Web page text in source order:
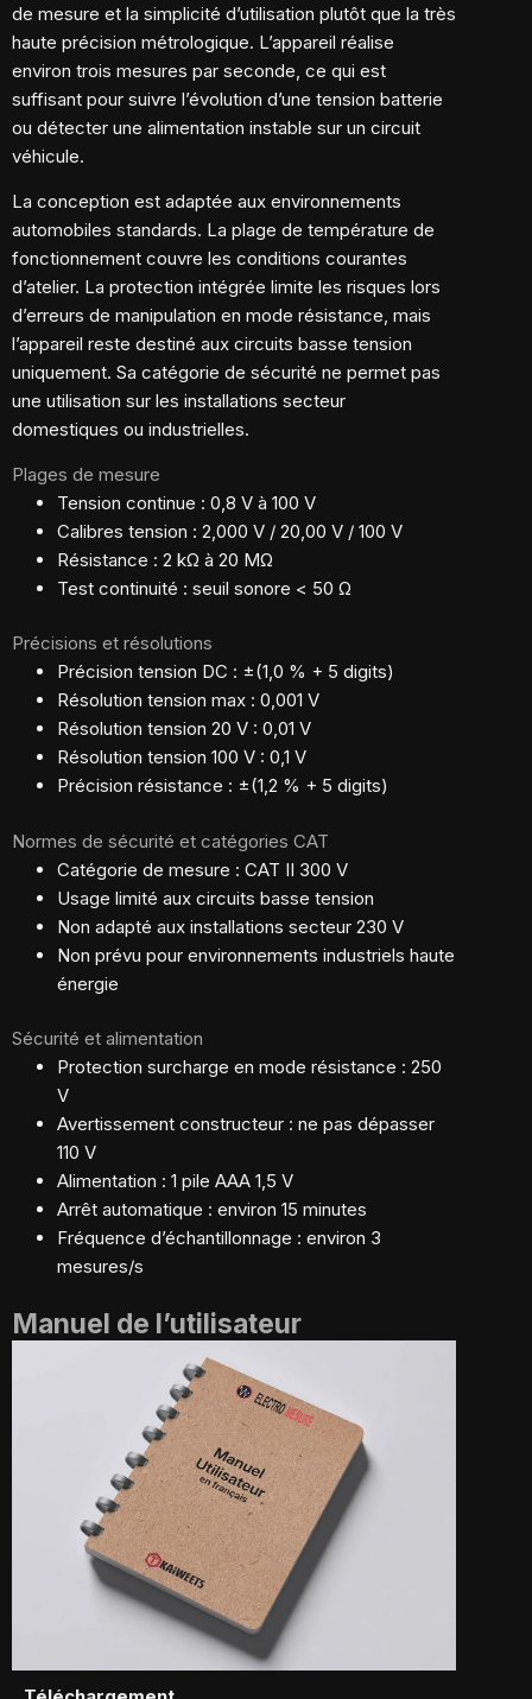
de mesure et la simplicité d’utilisation plutôt que la très
haute précision métrologique. L’appareil réalise
environ trois mesures par seconde, ce qui est
suffisant pour suivre l’évolution d’une tension batterie
ou détecter une alimentation instable sur un circuit
véhicule.
La conception est adaptée aux environnements
automobiles standards. La plage de température de
fonctionnement couvre les conditions courantes
d’atelier. La protection intégrée limite les risques lors
d’erreurs de manipulation en mode résistance, mais
l’appareil reste destiné aux circuits basse tension
uniquement. Sa catégorie de sécurité ne permet pas
une utilisation sur les installations secteur
domestiques ou industrielles.
Plages de mesure
Tension continue : 0,8 V à 100 V
Calibres tension : 2,000 V / 20,00 V / 100 V
Résistance : 2 kΩ à 20 MΩ
Test continuité : seuil sonore < 50 Ω
Précisions et résolutions
Précision tension DC : ±(1,0 % + 5 digits)
Résolution tension max : 0,001 V
Résolution tension 20 V : 0,01 V
Résolution tension 100 V : 0,1 V
Précision résistance : ±(1,2 % + 5 digits)
Normes de sécurité et catégories CAT
Catégorie de mesure : CAT II 300 V
Usage limité aux circuits basse tension
Non adapté aux installations secteur 230 V
Non prévu pour environnements industriels haute
énergie
Sécurité et alimentation
Protection surcharge en mode résistance : 250
V
Avertissement constructeur : ne pas dépasser
110 V
Alimentation : 1 pile AAA 1,5 V
Arrêt automatique : environ 15 minutes
Fréquence d’échantillonnage : environ 3
mesures/s
Manuel de l’utilisateur